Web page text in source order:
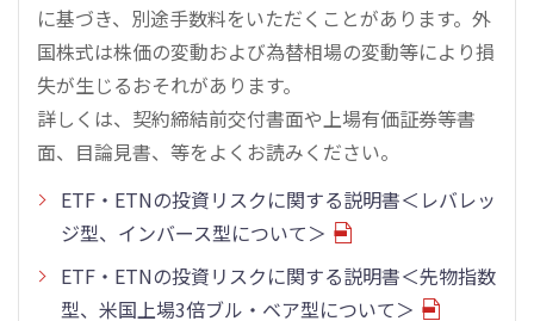
に基づき、別途手数料をいただくことがあります。外
国株式は株価の変動および為替相場の変動等により損
失が生じるおそれがあります。
詳しくは、契約締結前交付書面や上場有価証券等書
面、目論見書、等をよくお読みください。
ETF・ETNの投資リスクに関する説明書＜レバレッ
ジ型、インバース型について＞
ETF・ETNの投資リスクに関する説明書＜先物指数
型、米国上場3倍ブル・ベア型について＞